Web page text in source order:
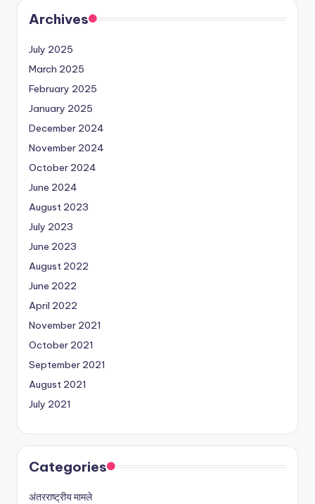
Archives
July 2025
March 2025
February 2025
January 2025
December 2024
November 2024
October 2024
June 2024
August 2023
July 2023
June 2023
August 2022
June 2022
April 2022
November 2021
October 2021
September 2021
August 2021
July 2021
Categories
अंतरराष्ट्रीय मामले